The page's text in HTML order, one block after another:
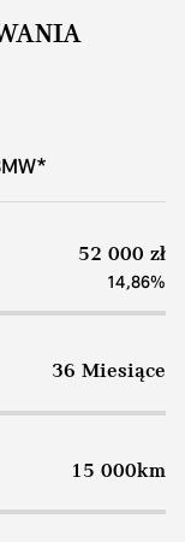
52 000 zł
14,86%
36 Miesiące
15 000km